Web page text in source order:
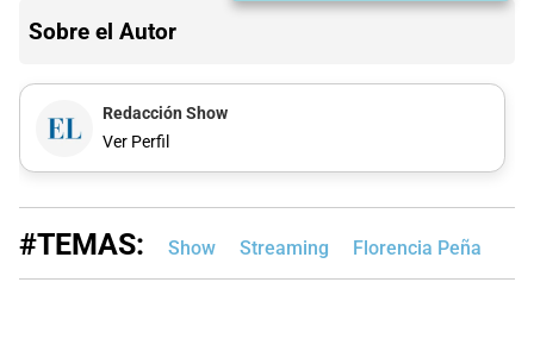
Sobre el Autor
Redacción Show
Ver Perfil
#TEMAS: Show Streaming Florencia Peña